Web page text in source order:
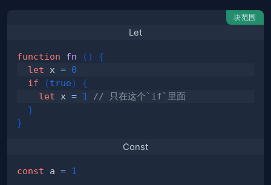
块范围
Let
function fn ( )
{
let x = 0
if
(true)
{
let x = 1
// 只在这个`if`里面
}
}
Const
const a = 1